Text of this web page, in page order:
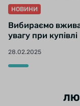
НОВИНИ
Вибираємо
увагу при купівлі
28.02.2025